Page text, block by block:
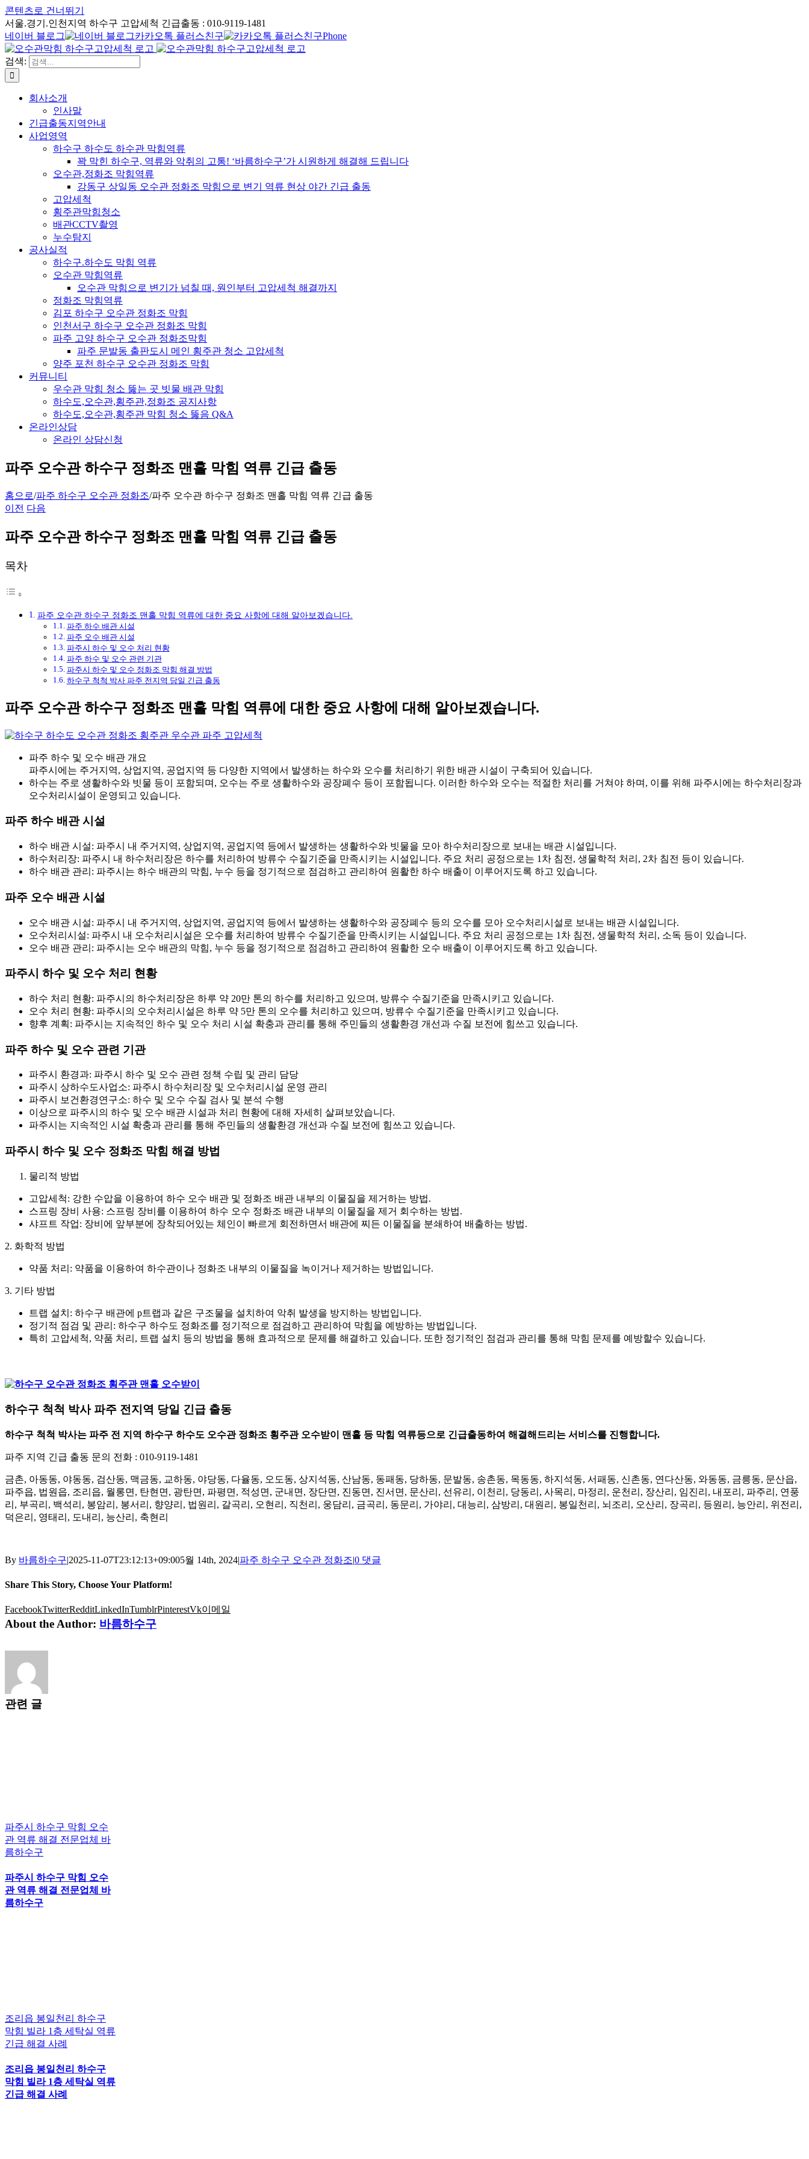
콘텐츠로 건너뛰기
서울.경기.인천지역 하수구 고압세척 긴급출동 : 010-9119-1481
네이버 블로그
카카오톡 플러스친구 Phone
검색:
회사소개
인사말
긴급출동지역안내
사업영역
하수구 하수도 하수관 막힘역류
꽉 막힌 하수구, 역류와 악취의 고통! ‘바름하수구’가 시원하게 해결해 드립니다
오수관,정화조 막힘역류
강동구 상일동 오수관 정화조 막힘으로 변기 역류 현상 야간 긴급 출동
고압세척
횡주관막힘청소
배관CCTV촬영
누수탐지
공사실적
하수구.하수도 막힘 역류
오수관 막힘역류
오수관 막힘으로 변기가 넘칠 때, 원인부터 고압세척 해결까지
정화조 막힘역류
김포 하수구 오수관 정화조 막힘
인천서구 하수구 오수관 정화조 막힘
파주 고양 하수구 오수관 정화조막힘
파주 문발동 출판도시 메인 횡주관 청소 고압세척
양주 포천 하수구 오수관 정화조 막힘
커뮤니티
우수관 막힘 청소 뚫는 곳 빗물 배관 막힘
하수도,오수관,횡주관,정화조 공지사항
하수도,오수관,횡주관 막힘 청소 뚫음 Q&A
온라인상담
온라인 상담신청
파주 오수관 하수구 정화조 맨홀 막힘 역류 긴급 출동
홈으로/파주 하수구 오수관 정화조/파주 오수관 하수구 정화조 맨홀 막힘 역류 긴급 출동
이전 다음
파주 오수관 하수구 정화조 맨홀 막힘 역류 긴급 출동
목차
파주 오수관 하수구 정화조 맨홀 막힘 역류에 대한 중요 사항에 대해 알아보겠습니다.
파주 하수 배관 시설
파주 오수 배관 시설
파주시 하수 및 오수 처리 현황
파주 하수 및 오수 관련 기관
파주시 하수 및 오수 정화조 막힘 해결 방법
하수구 척척 박사 파주 전지역 당일 긴급 출동
파주 오수관 하수구 정화조 맨홀 막힘 역류에 대한 중요 사항에 대해 알아보겠습니다.
파주 하수 및 오수 배관 개요
파주시에는 주거지역, 상업지역, 공업지역 등 다양한 지역에서 발생하는 하수와 오수를 처리하기 위한 배관 시설이 구축되어 있습니다.
하수는 주로 생활하수와 빗물 등이 포함되며, 오수는 주로 생활하수와 공장폐수 등이 포함됩니다. 이러한 하수와 오수는 적절한 처리를 거쳐야 하며, 이를 위해 파주시에는 하수처리장과
오수처리시설이 운영되고 있습니다.
파주 하수 배관 시설
하수 배관 시설: 파주시 내 주거지역, 상업지역, 공업지역 등에서 발생하는 생활하수와 빗물을 모아 하수처리장으로 보내는 배관 시설입니다.
하수처리장: 파주시 내 하수처리장은 하수를 처리하여 방류수 수질기준을 만족시키는 시설입니다. 주요 처리 공정으로는 1차 침전, 생물학적 처리, 2차 침전 등이 있습니다.
하수 배관 관리: 파주시는 하수 배관의 막힘, 누수 등을 정기적으로 점검하고 관리하여 원활한 하수 배출이 이루어지도록 하고 있습니다.
파주 오수 배관 시설
오수 배관 시설: 파주시 내 주거지역, 상업지역, 공업지역 등에서 발생하는 생활하수와 공장폐수 등의 오수를 모아 오수처리시설로 보내는 배관 시설입니다.
오수처리시설: 파주시 내 오수처리시설은 오수를 처리하여 방류수 수질기준을 만족시키는 시설입니다. 주요 처리 공정으로는 1차 침전, 생물학적 처리, 소독 등이 있습니다.
오수 배관 관리: 파주시는 오수 배관의 막힘, 누수 등을 정기적으로 점검하고 관리하여 원활한 오수 배출이 이루어지도록 하고 있습니다.
파주시 하수 및 오수 처리 현황
하수 처리 현황: 파주시의 하수처리장은 하루 약 20만 톤의 하수를 처리하고 있으며, 방류수 수질기준을 만족시키고 있습니다.
오수 처리 현황: 파주시의 오수처리시설은 하루 약 5만 톤의 오수를 처리하고 있으며, 방류수 수질기준을 만족시키고 있습니다.
향후 계획: 파주시는 지속적인 하수 및 오수 처리 시설 확충과 관리를 통해 주민들의 생활환경 개선과 수질 보전에 힘쓰고 있습니다.
파주 하수 및 오수 관련 기관
파주시 환경과: 파주시 하수 및 오수 관련 정책 수립 및 관리 담당
파주시 상하수도사업소: 파주시 하수처리장 및 오수처리시설 운영 관리
파주시 보건환경연구소: 하수 및 오수 수질 검사 및 분석 수행
이상으로 파주시의 하수 및 오수 배관 시설과 처리 현황에 대해 자세히 살펴보았습니다.
파주시는 지속적인 시설 확충과 관리를 통해 주민들의 생활환경 개선과 수질 보전에 힘쓰고 있습니다.
파주시 하수 및 오수 정화조 막힘 해결 방법
물리적 방법
고압세척: 강한 수압을 이용하여 하수 오수 배관 및 정화조 배관 내부의 이물질을 제거하는 방법.
스프링 장비 사용: 스프링 장비를 이용하여 하수 오수 정화조 배관 내부의 이물질을 제거 회수하는 방법.
샤프트 작업: 장비에 앞부분에 장착되어있는 체인이 빠르게 회전하면서 배관에 찌든 이물질을 분쇄하여 배출하는 방법.
2. 화학적 방법
약품 처리: 약품을 이용하여 하수관이나 정화조 내부의 이물질을 녹이거나 제거하는 방법입니다.
3. 기타 방법
트랩 설치: 하수구 배관에 p트랩과 같은 구조물을 설치하여 악취 발생을 방지하는 방법입니다.
정기적 점검 및 관리: 하수구 하수도 정화조를 정기적으로 점검하고 관리하여 막힘을 예방하는 방법입니다.
특히 고압세척, 약품 처리, 트랩 설치 등의 방법을 통해 효과적으로 문제를 해결하고 있습니다. 또한 정기적인 점검과 관리를 통해 막힘 문제를 예방할수 있습니다.
하수구 척척 박사 파주 전지역 당일 긴급 출동
하수구 척척 박사는 파주 전 지역 하수구 하수도 오수관 정화조 횡주관 오수받이 맨홀 등 막힘 역류등으로 긴급출동하여 해결해드리는 서비스를 진행합니다.
파주 지역 긴급 출동 문의 전화 : 010-9119-1481
금촌, 아동동, 야동동, 검산동, 맥금동, 교하동, 야당동, 다율동, 오도동, 상지석동, 산남동, 동패동, 당하동, 문발동, 송촌동, 목동동, 하지석동, 서패동, 신촌동, 연다산동, 와동동, 금릉동, 문산읍,
파주읍, 법원읍, 조리읍, 월롱면, 탄현면, 광탄면, 파평면, 적성면, 군내면, 장단면, 진동면, 진서면, 문산리, 선유리, 이천리, 당동리, 사목리, 마정리, 운천리, 장산리, 임진리, 내포리, 파주리, 연풍
리, 부곡리, 백석리, 봉암리, 봉서리, 향양리, 법원리, 갈곡리, 오현리, 직천리, 웅담리, 금곡리, 동문리, 가야리, 대능리, 삼방리, 대원리, 봉일천리, 뇌조리, 오산리, 장곡리, 등원리, 능안리, 위전리,
덕은리, 영태리, 도내리, 능산리, 축현리
By 바름하수구|2025-11-07T23:12:13+09:005월 14th, 2024|파주 하수구 오수관 정화조|0 댓글
Share This Story, Choose Your Platform!
FacebookTwitterRedditLinkedInTumblrPinterestVk이메일
About the Author: 바름하수구
관련 글
파주시 하수구 막힘 오수
관 역류 해결 전문업체 바
름하수구
파주시 하수구 막힘 오수
관 역류 해결 전문업체 바
름하수구
조리읍 봉일천리 하수구
막힘 빌라 1층 세탁실 역류
긴급 해결 사례
조리읍 봉일천리 하수구
막힘 빌라 1층 세탁실 역류
긴급 해결 사례